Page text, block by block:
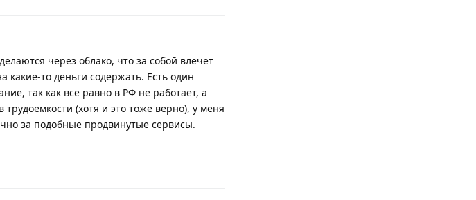
через облако, что за собой влечет
какие-то деньги содержать. Есть один
так как все равно в РФ не работает, а
(хотя и это тоже верно), у меня
за подобные продвинутые сервисы.